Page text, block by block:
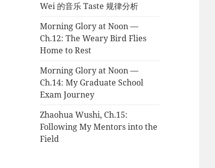
Wei 的音乐 Taste 规律分析
Morning Glory at Noon —
Ch.12: The Weary Bird Flies
Home to Rest
Morning Glory at Noon —
Ch.14: My Graduate School
Exam Journey
Zhaohua Wushi, Ch.15:
Following My Mentors into the
Field